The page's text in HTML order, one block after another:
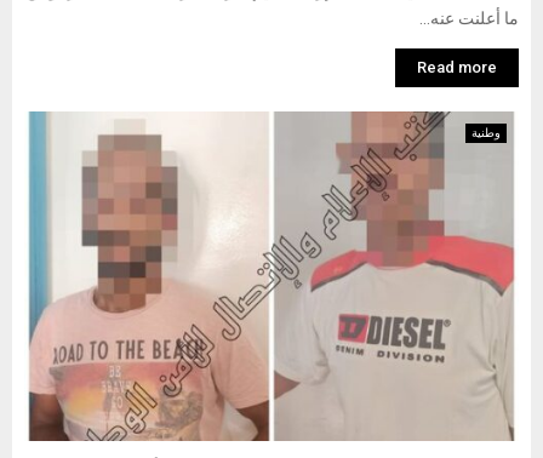
ما أعلنت عنه...
Read more
وطنية